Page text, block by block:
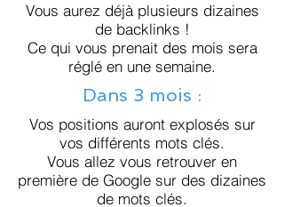
Vous aurez déjà plusieurs dizaines
de backlinks !
Ce qui vous prenait des mois sera
réglé en une semaine.
Dans 3 mois :
Vos positions auront explosés sur
vos différents mots clés.
Vous allez vous retrouver en
première de Google sur des dizaines
de mots clés.